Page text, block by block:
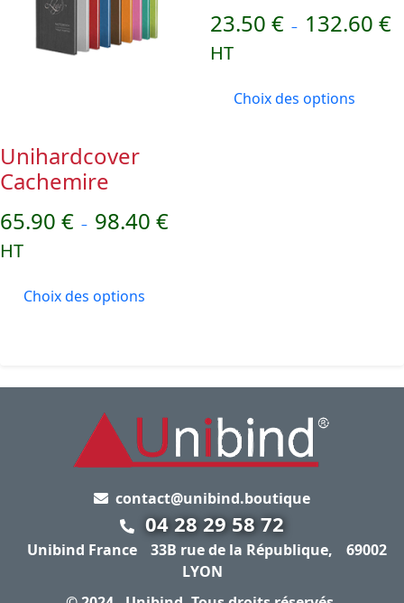
Unihardcover
Cachemire
65.90 € – 98.40 €
HT
Choix des options
23.50 € – 132.60 €
HT
Choix des options
contact@unibind.boutique
04 28 29 58 72
Unibind France 33B rue de la République,
69002
LYON